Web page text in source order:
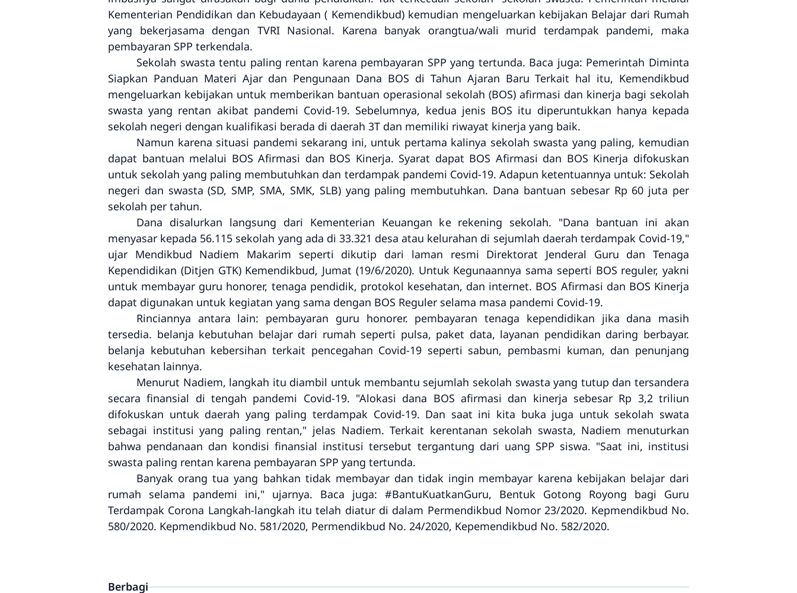
Kementerian Pendidikan dan Kebudayaan ( Kemendikbud) kemudian mengeluarkan kebijakan Belajar dari Rumah
yang bekerjasama dengan TVRI Nasional. Karena banyak orangtua/wali murid terdampak pandemi, maka
pembayaran SPP terkendala.
Sekolah swasta tentu paling rentan karena pembayaran SPP yang tertunda. Baca juga: Pemerintah Diminta
Siapkan Panduan Materi Ajar dan Pengunaan Dana BOS di Tahun Ajaran Baru Terkait hal itu, Kemendikbud
mengeluarkan kebijakan untuk memberikan bantuan operasional sekolah (BOS) afirmasi dan kinerja bagi sekolah
swasta yang rentan akibat pandemi Covid-19. Sebelumnya, kedua jenis BOS itu diperuntukkan hanya kepada
sekolah negeri dengan kualifikasi berada di daerah 3T dan memiliki riwayat kinerja yang baik.
Namun karena situasi pandemi sekarang ini, untuk pertama kalinya sekolah swasta yang paling, kemudian
dapat bantuan melalui BOS Afirmasi dan BOS Kinerja. Syarat dapat BOS Afirmasi dan BOS Kinerja difokuskan
untuk sekolah yang paling membutuhkan dan terdampak pandemi Covid-19. Adapun ketentuannya untuk: Sekolah
negeri dan swasta (SD, SMP, SMA, SMK, SLB) yang paling membutuhkan. Dana bantuan sebesar Rp 60 juta per
sekolah per tahun.
Dana disalurkan langsung dari Kementerian Keuangan ke rekening sekolah. "Dana bantuan ini akan
menyasar kepada 56.115 sekolah yang ada di 33.321 desa atau kelurahan di sejumlah daerah terdampak Covid-19,"
ujar Mendikbud Nadiem Makarim seperti dikutip dari laman resmi Direktorat Jenderal Guru dan Tenaga
Kependidikan (Ditjen GTK) Kemendikbud, Jumat (19/6/2020). Untuk Kegunaannya sama seperti BOS reguler, yakni
untuk membayar guru honorer, tenaga pendidik, protokol kesehatan, dan internet. BOS Afirmasi dan BOS Kinerja
dapat digunakan untuk kegiatan yang sama dengan BOS Reguler selama masa pandemi Covid-19.
Rinciannya antara lain: pembayaran guru honorer. pembayaran tenaga kependidikan jika dana masih
tersedia. belanja kebutuhan belajar dari rumah seperti pulsa, paket data, layanan pendidikan daring berbayar.
belanja kebutuhan kebersihan terkait pencegahan Covid-19 seperti sabun, pembasmi kuman, dan penunjang
kesehatan lainnya.
Menurut Nadiem, langkah itu diambil untuk membantu sejumlah sekolah swasta yang tutup dan tersandera
secara finansial di tengah pandemi Covid-19. "Alokasi dana BOS afirmasi dan kinerja sebesar Rp 3,2 triliun
difokuskan untuk daerah yang paling terdampak Covid-19. Dan saat ini kita buka juga untuk sekolah swata
sebagai institusi yang paling rentan," jelas Nadiem. Terkait kerentanan sekolah swasta, Nadiem menuturkan
bahwa pendanaan dan kondisi finansial institusi tersebut tergantung dari uang SPP siswa. "Saat ini, institusi
swasta paling rentan karena pembayaran SPP yang tertunda.
Banyak orang tua yang bahkan tidak membayar dan tidak ingin membayar karena kebijakan belajar dari
rumah selama pandemi ini," ujarnya. Baca juga: #BantuKuatkanGuru, Bentuk Gotong Royong bagi Guru
Terdampak Corona Langkah-langkah itu telah diatur di dalam Permendikbud Nomor 23/2020. Kepmendikbud No.
580/2020. Kepmendikbud No. 581/2020, Permendikbud No. 24/2020, Kepemendikbud No. 582/2020.
Berbagi